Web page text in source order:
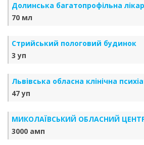
Долинська багатопрофільна
70 мл
Стрийський пологовий будинок
3 уп
Львівська обласна клінічна
47 уп
МИКОЛАЇВСЬКИЙ ОБЛАСНИЙ
3000 амп